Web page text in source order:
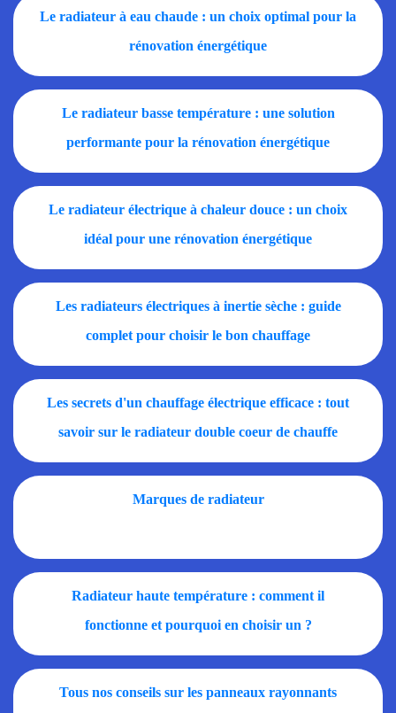
Le radiateur à eau chaude : un choix optimal pour la
rénovation énergétique
Le radiateur basse température : une solution
performante pour la rénovation énergétique
Le radiateur électrique à chaleur douce : un choix
idéal pour une rénovation énergétique
Les radiateurs électriques à inertie sèche : guide
complet pour choisir le bon chauffage
Les secrets d'un chauffage électrique efficace : tout
savoir sur le radiateur double coeur de chauffe
Marques de radiateur
Radiateur haute température : comment il
fonctionne et pourquoi en choisir un ?
Tous nos conseils sur les panneaux rayonnants